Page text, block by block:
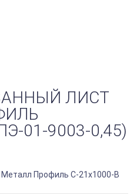
ЛИСТ
01-9003-0,45)
Профиль С-21х1000-B